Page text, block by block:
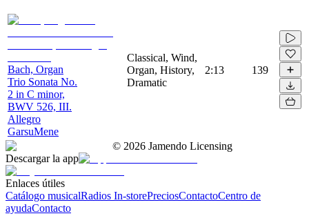
Bach, Organ
Trio Sonata No.
2 in C minor,
BWV 526, III.
Allegro
GarsuMene
Classical, Wind,
Organ, History,
Dramatic
2:13 139
© 2026 Jamendo Licensing
Descargar la app
Enlaces útiles
Catálogo musicalRadios In-storePreciosContactoCentro de
ayudaContacto